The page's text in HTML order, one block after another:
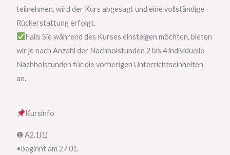
teilnehmen, wird der Kurs abgesagt und eine vollständige
Rückerstattung erfolgt.
Falls Sie während des Kurses einsteigen möchten, bieten
wir je nach Anzahl der Nachholstunden 2 bis 4 individuelle
Nachholstunden für die vorherigen Unterrichtseinheiten
an.
Kursinfo
❶ A2.1(1)
•beginnt am 27.01.